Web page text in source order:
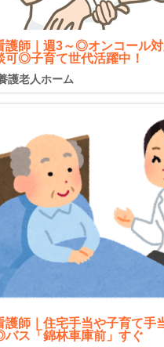
護師｜週3～◎オンコール
可◎子育て世代活躍中！
護老人ホーム
護師｜住宅手当や子育て手
ス「錦林車庫前」すぐ